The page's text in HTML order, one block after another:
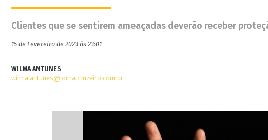
Clientes que se sentirem ameaçadas deverão receber
15 de Fevereiro de 2023 às 23:01
WILMA ANTUNES
wilma.antunes@jornalcruzeiro.com.br